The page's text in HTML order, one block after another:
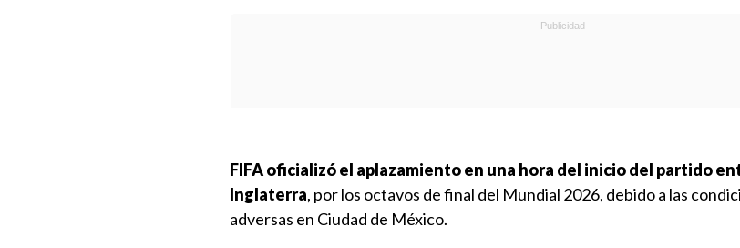
FIFA oficializó el aplazamiento en una hora del inicio del partido
Inglaterra, por los octavos de final del Mundial 2026, debido a las
adversas en Ciudad de México.